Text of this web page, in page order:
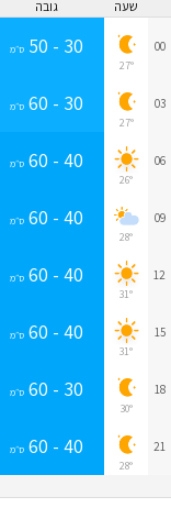
שעה גובה
00
27°
30 - 50 ס״מ
03
27°
30 - 60 ס״מ
06
26°
40 - 60 ס״מ
09
28°
40 - 60 ס״מ
12
31°
40 - 60 ס״מ
15
31°
40 - 60 ס״מ
18
30°
30 - 60 ס״מ
21
28°
40 - 60 ס״מ